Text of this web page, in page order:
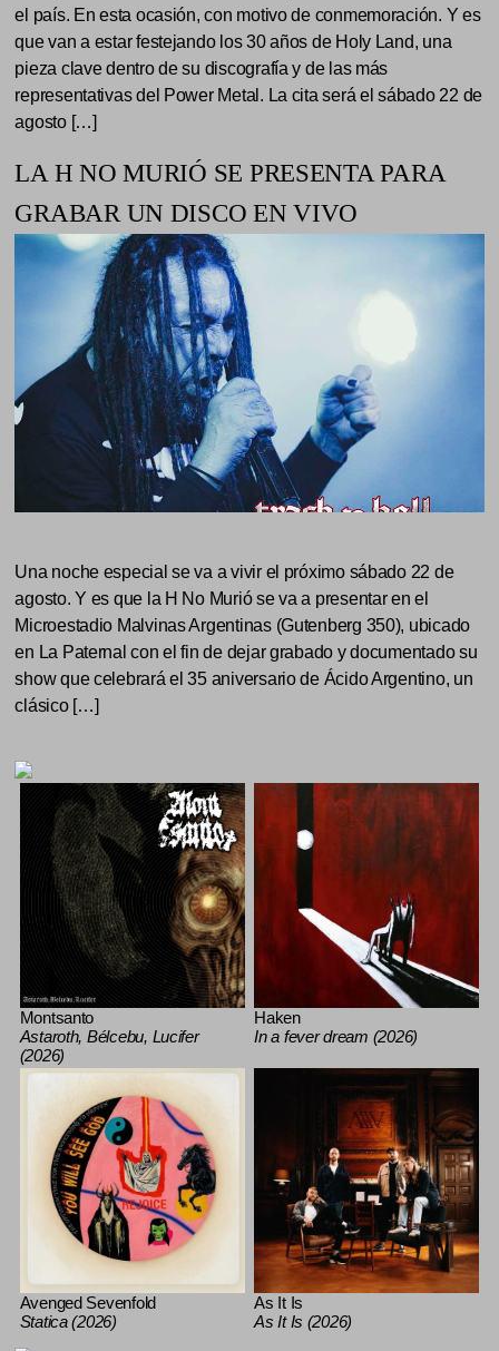
el país. En esta ocasión, con motivo de conmemoración. Y es
que van a estar festejando los 30 años de Holy Land, una
pieza clave dentro de su discografía y de las más
representativas del Power Metal. La cita será el sábado 22 de
agosto […]
LA H NO MURIÓ SE PRESENTA PARA
GRABAR UN DISCO EN VIVO
Una noche especial se va a vivir el próximo sábado 22 de
agosto. Y es que la H No Murió se va a presentar en el
Microestadio Malvinas Argentinas (Gutenberg 350), ubicado
en La Paternal con el fin de dejar grabado y documentado su
show que celebrará el 35 aniversario de Ácido Argentino, un
clásico […]
Montsanto
Astaroth, Bélcebu, Lucifer
(2026)
Haken
In a fever dream (2026)
Avenged Sevenfold
Statica (2026)
As It Is
As It Is (2026)